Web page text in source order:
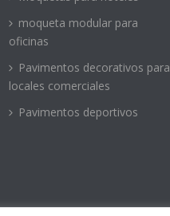
moqueta modular para
oficinas
Pavimentos decorativos para
locales comerciales
Pavimentos deportivos